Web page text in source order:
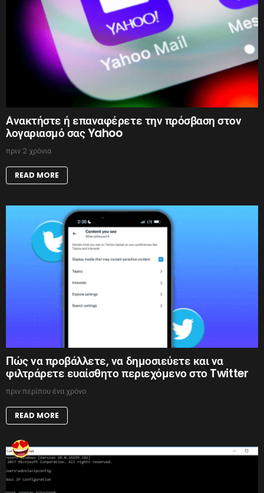
Ανακτήστε ή επαναφέρετε την πρόσβαση στον
λογαριασμό σας Yahoo
πριν 2 χρόνια
READ MORE
Πώς να προβάλλετε, να δημοσιεύετε και να
φιλτράρετε ευαίσθητο περιεχόμενο στο Twitter
πριν περίπου ένα χρόνο
READ MORE